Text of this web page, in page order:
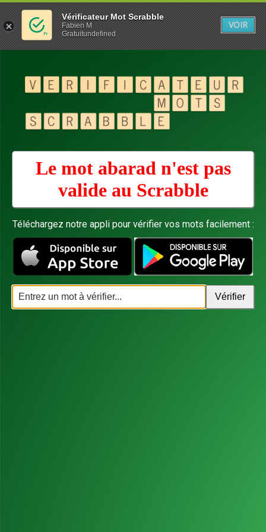
Le mot abarad n'est pas
valide au Scrabble
Téléchargez notre appli pour vérifier vos mots facilement :
Vérificateur Mot Scrabble
Fabien M
Gratuitundefined
VOIR